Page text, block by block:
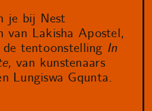
je bij Nest
van Lakisha Apostel,
tentoonstelling In
van kunstenaars
Lungiswa Gqunta.